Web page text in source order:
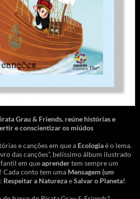
Grau & Friends, reúne histórias e
e conscientizar os miúdos
e canções em que a Ecologiaé o lema.
das canções”, belíssimo álbum ilustrado
em queaprendertem sempre um
! Cada conto tem uma Mensagem (um
Respeitar a NaturezaeSalvar o Planeta!